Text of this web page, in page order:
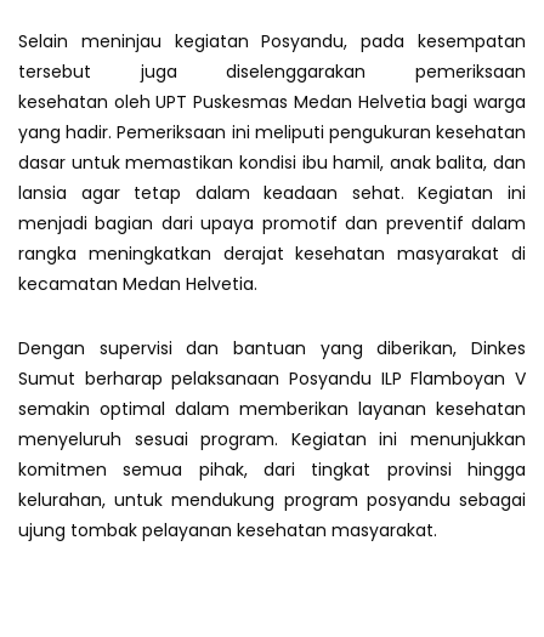
Selain meninjau kegiatan Posyandu, pada kesempatan
tersebut juga diselenggarakan pemeriksaan
kesehatan oleh UPT Puskesmas Medan Helvetia bagi warga
yang hadir. Pemeriksaan ini meliputi pengukuran kesehatan
dasar untuk memastikan kondisi ibu hamil, anak balita, dan
lansia agar tetap dalam keadaan sehat. Kegiatan ini
menjadi bagian dari upaya promotif dan preventif dalam
rangka meningkatkan derajat kesehatan masyarakat di
kecamatan Medan Helvetia.
Dengan supervisi dan bantuan yang diberikan, Dinkes
Sumut berharap pelaksanaan Posyandu ILP Flamboyan V
semakin optimal dalam memberikan layanan kesehatan
menyeluruh sesuai program. Kegiatan ini menunjukkan
komitmen semua pihak, dari tingkat provinsi hingga
kelurahan, untuk mendukung program posyandu sebagai
ujung tombak pelayanan kesehatan masyarakat.